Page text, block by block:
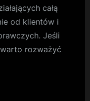
całą
od klientów i
Jeśli
rozważyć